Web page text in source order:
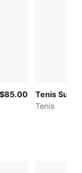
$85.00
Tenis
Tenis